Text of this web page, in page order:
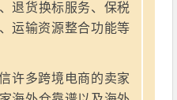
退货换标服务、保税
运输资源整合功能等
许多跨境电商的卖家